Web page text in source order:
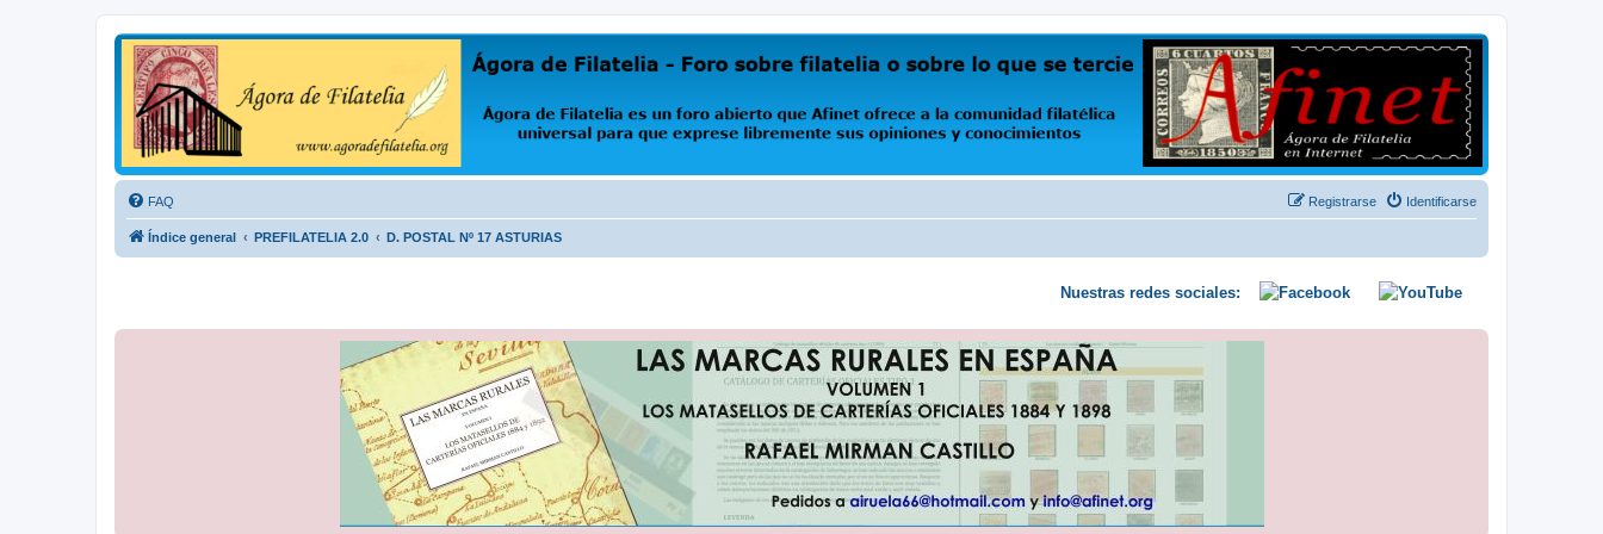
Ágora de Filatelia
Foro sobre filatelia o sobre lo que se tercie. Ágora de Filatelia es un foro abierto que Afinet ofrece a la comunidad filatélica universal para que exprese libremente sus opiniones y conocimientos
FAQ Identificarse
Registrarse
Índice general PREFILATELIA 2.0 D. POSTAL Nº 17 ASTURIAS
Nuestras redes sociales: